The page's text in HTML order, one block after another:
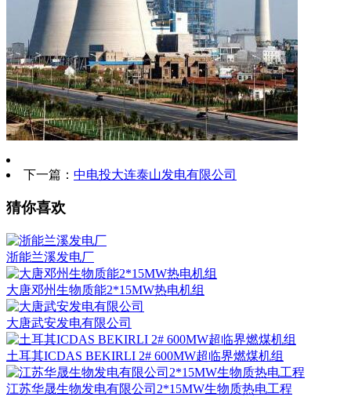
下一篇： 中电投大连泰山发电有限公司
猜你喜欢
浙能兰溪发电厂
大唐邓州生物质能2*15MW热电机组
大唐武安发电有限公司
土耳其ICDAS BEKIRLI 2# 600MW超临界燃煤机组
江苏华晟生物发电有限公司2*15MW生物质热电工程